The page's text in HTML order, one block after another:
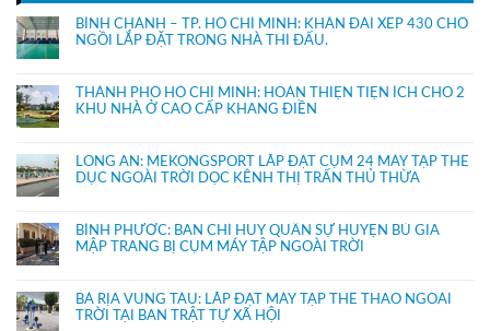
BÌNH CHÁNH – TP. HỒ CHÍ MINH: KHÁN ĐÀI XẾP 430 CHỔ
NGỒI LẮP ĐẶT TRONG NHÀ THI ĐẤU.
THÀNH PHỐ HỒ CHÍ MINH: HOÀN THIỆN TIỆN ÍCH CHO 2
KHU NHÀ Ở CAO CẤP KHANG ĐIỀN
LONG AN: MEKONGSPORT LẮP ĐẶT CỤM 24 MÁY TẬP THỂ
DỤC NGOÀI TRỜI DỌC KÊNH THỊ TRẤN THỦ THỪA
BÌNH PHƯỚC: BAN CHỈ HUY QUÂN SỰ HUYỆN BÙ GIA
MẬP TRANG BỊ CỤM MÁY TẬP NGOÀI TRỜI
BÀ RỊA VŨNG TÀU: LẮP ĐẶT MÁY TẬP THỂ THAO NGOÀI
TRỜI TẠI BAN TRẬT TỰ XÃ HỘI